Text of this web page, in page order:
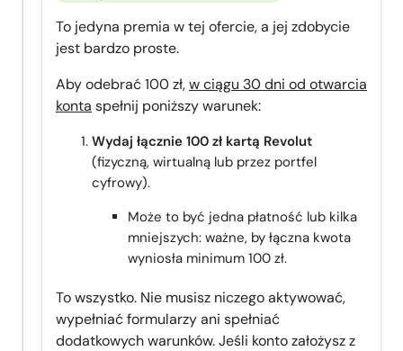
To jedyna premia w tej ofercie, a jej zdobycie
jest bardzo proste.
Aby odebrać 100 zł,w ciągu 30 dni od otwarcia
konta spełnij poniższy warunek:
Wydaj łącznie 100 zł kartą Revolut
(fizyczną, wirtualną lub przez portfel
cyfrowy).
Może to być jedna płatność lub kilka
mniejszych: ważne, by łączna kwota
wyniosła minimum 100 zł.
To wszystko. Nie musisz niczego aktywować,
wypełniać formularzy ani spełniać
dodatkowych warunków. Jeśli konto założysz z